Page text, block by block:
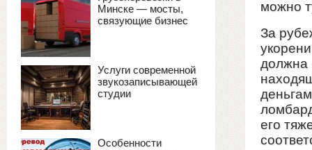
Минске — мосты,
связующие бизнес
Услуги современной
звукозаписывающей
студии
Особенности
можно
За
должна
его